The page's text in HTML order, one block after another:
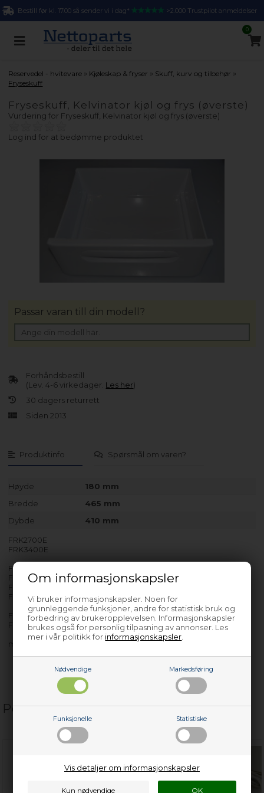
Om informasjonskapsler
Vi bruker informasjonskapsler. Noen for
grunnleggende funksjoner, andre for statistisk bruk og
forbedring av brukeropplevelsen. Informasjonskapsler
brukes også for personlig tilpasning av annonser. Les
mer i vår politikk for informasjonskapsler
Nødvendige Markedsføring
Funksjonelle Statistiske
Vis detaljer om informasjonskapsler
Bestill før kl. 17.00 så sender vi i dag* >2.000 Trustpilot anmeldelser
0
Reservedel - hvitevare » Kjøleskap & fryser » Skuff, kurv og tilbehør »
Fryseskuff
Fryseskuff, Kelvinator kjøl og frys (øverste)
Vurdering for Fryseskuff, Kelvinator kjøl og frys (øverste)
Log ind for at bedømme produktet
Produktinfo Spørsmål om varen?
Høyde
180 mm
Bredde
465 mm
Dybde
410 mm
FRK2700E
FRK3400E
FRKA3400
FRKA3400B
FRKA3400R
FRKA3400Y
FRKB3400E
FRKB3900E
med flere…
Forhåndsbestill
(Lev. 4-6 virkedager. Les her)
30 dagers returrett
Siden 2013
Passar varan till din modell?
Populære relaterte produkter